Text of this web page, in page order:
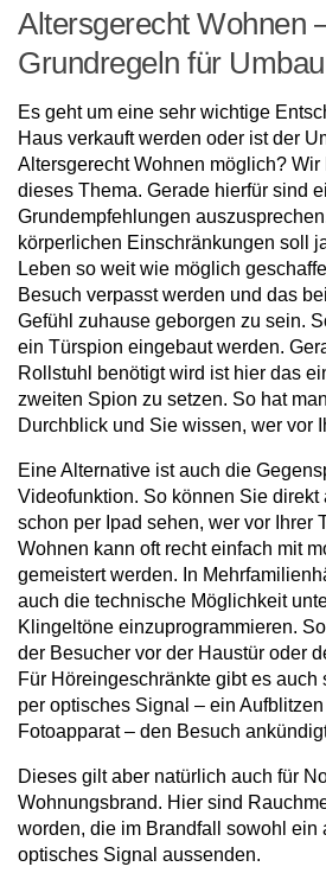
Altersgerecht Wohnen
Grundregeln für Umbau
Es geht um eine sehr wichtige
Haus verkauft werden oder ist der
Altersgerecht Wohnen möglich?
dieses Thema. Gerade hierfür sind
Grundempfehlungen
körperlichen Einschränkungen soll
Leben so weit wie möglich
Besuch verpasst werden und das
Gefühl zuhause geborgen zu sein.
ein Türspion eingebaut werden.
Rollstuhl benötigt wird ist hier das
zweiten Spion zu setzen. So hat
Durchblick und Sie wissen, wer vor
Eine Alternative ist auch die
Videofunktion. So können Sie direkt
schon per Ipad sehen, wer vor Ihrer
Wohnen kann oft recht einfach mit
gemeistert werden. In
auch die technische Möglichkeit
Klingeltöne einzuprogrammieren.
der Besucher vor der Haustür oder
Für Höreingeschränkte gibt es
per optisches Signal – ein
Fotoapparat – den Besuch
Dieses gilt aber natürlich auch für
Wohnungsbrand. Hier sind
worden, die im Brandfall sowohl ein
optisches Signal aussenden.